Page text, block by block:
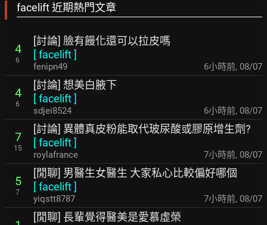
facelift 近期熱門文章
4
6
[討論] 臉有饅化還可以拉皮嗎
[facelift]
fenipn49 6小時前, 08/07
4
6
[討論] 想美白腋下
[facelift]
sdjei8524 6小時前, 08/07
7
15
[討論] 異體真皮粉能取代玻尿酸或膠原增生劑?
[facelift]
roylafrance 7小時前, 08/07
5
7
[閒聊] 男醫生女醫生 大家私心比較偏好哪個
[facelift]
yiqstt8787 7小時前, 08/07
[閒聊] 長輩覺得醫美是愛慕虛榮